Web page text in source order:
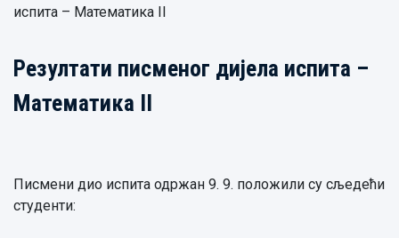
испита – Математика II
Резултати писменог дијела испита –
Математика II
Писмени дио испита одржан 9. 9. положили су сљедећи
студенти: